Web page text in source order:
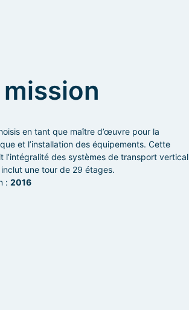
en tant que maître d’œuvre pour la
et l’installation des équipements. Cette
l’intégralité des systèmes de transport vertical
une tour de 29 étages.
: 2016